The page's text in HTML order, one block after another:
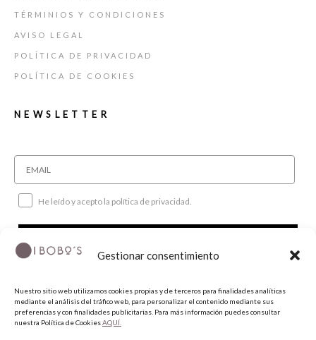
Gestionar consentimiento
Nuestro sitio web utilizamos cookies propias y de terceros para finalidades analíticas
mediante el análisis del tráfico web, para personalizar el contenido mediante sus
preferencias y con finalidades publicitarias. Para más información puedes consultar
nuestra Política de CookiesAQUÍ.
TÉRMINIOS Y CONDICIONES
AVISO LEGAL
POLÍTICA DE PRIVACIDAD
POLÍTICA DE COOKIES
NEWSLETTER
He leído y acepto la política de privacidad.
SÍGUENOS
INSTAGRAM